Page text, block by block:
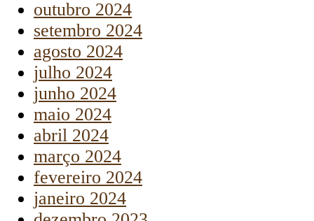
outubro 2024
setembro 2024
agosto 2024
julho 2024
junho 2024
maio 2024
abril 2024
março 2024
fevereiro 2024
janeiro 2024